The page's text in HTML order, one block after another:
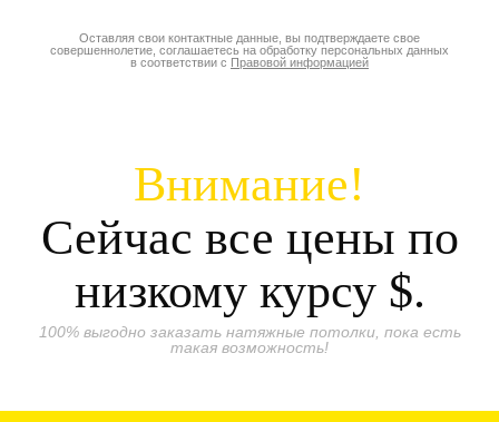
Оставляя свои контактные данные, вы подтверждаете свое
совершеннолетие, соглашаетесь на обработку персональных данных
в соответствии с Правовой информацией
Внимание!
Сейчас все цены по
низкому курсу $.
100% выгодно заказать натяжные потолки, пока есть
такая возможность!